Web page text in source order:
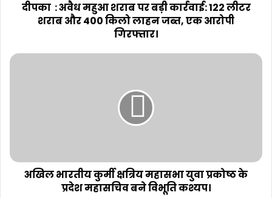
दीपका : अवैध महुआ शराब पर बड़ी कार्रवाई: 122 लीटर
शराब और 400 किलो लाहन जब्त, एक आरोपी
गिरफ्तार।
अखिल भारतीय कुर्मी क्षत्रिय महासभा युवा प्रकोष्ठ के
प्रदेश महासचिव बने विभूति कश्यप।